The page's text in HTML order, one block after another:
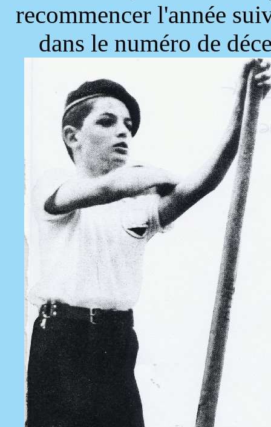
recommencer l'année
dans le numéro de